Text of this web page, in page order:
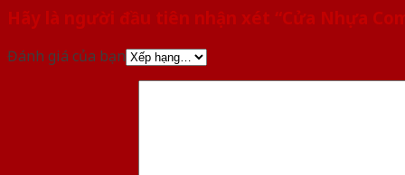
Hãy là người đầu tiên nhận xét “Cửa Nhựa
Đánh giá của bạn